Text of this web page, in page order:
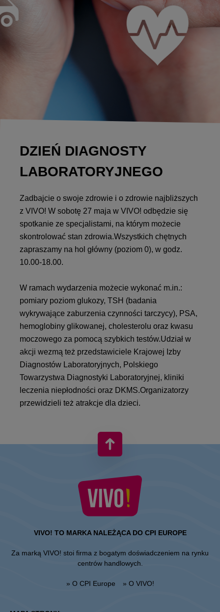
DZIEŃ DIAGNOSTY
LABORATORYJNEGO
Zadbajcie o swoje zdrowie i o zdrowie najbliższych
z VIVO! W sobotę 27 maja w VIVO! odbędzie się
spotkanie ze specjalistami, na którym możecie
skontrolować stan zdrowia.Wszystkich chętnych
zapraszamy na hol główny (poziom 0), w godz.
10.00-18.00.
W ramach wydarzenia możecie wykonać m.in.:
pomiary poziom glukozy, TSH (badania
wykrywające zaburzenia czynności tarczycy), PSA,
hemoglobiny glikowanej, cholesterolu oraz kwasu
moczowego za pomocą szybkich testów.Udział w
akcji wezmą też przedstawiciele Krajowej Izby
Diagnostów Laboratoryjnych, Polskiego
Towarzystwa Diagnostyki Laboratoryjnej, kliniki
leczenia niepłodności oraz DKMS.Organizatorzy
przewidzieli też atrakcje dla dzieci.
VIVO! TO MARKA NALEŻĄCA DO CPI EUROPE
Za marką VIVO! stoi firma z bogatym doświadczeniem na rynku
centrów handlowych.
» O CPI Europe » O VIVO!